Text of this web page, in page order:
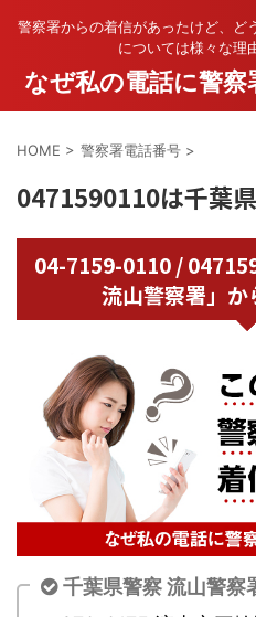
警察署からの着信があったけど、ど
については様々な理
なぜ私の電話に警察
HOME > 警察署電話番号 >
0471590110は千葉
04-7159-0110 /
流山警察署」か
千葉県警察 流山警察